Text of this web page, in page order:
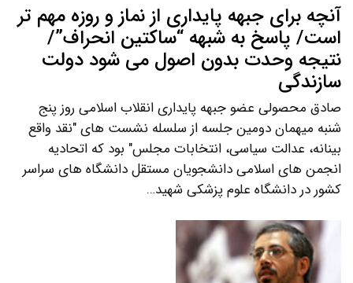
آنچه برای جبهه پایداری از نماز و روزه مهم تر
است/ پاسخ به شبهه “ساکتین انحراف”/
نتیجه وحدت بدون اصول می شود دولت
سازندگی
صادق محصولی عضو جبهه پایداری انقلاب اسلامی روز پنج
شنبه میهمان دومین جلسه از سلسله نشست های "نقد واقع
بینانه، عدالت سیاسی، انتخابات مجلس" بود که اتحادیه
انجمن های اسلامی دانشجویان مستقل دانشگاه های سراسر
کشور در دانشگاه علوم پزشکی شهید…